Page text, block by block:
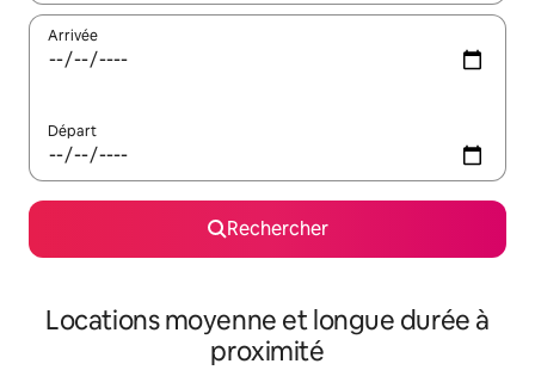
Arrivée
Départ
Rechercher
Locations moyenne et longue durée à
proximité